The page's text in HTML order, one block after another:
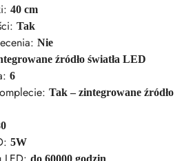
40 cm
Tak
Nie
źródło światła LED
6
Tak – zintegrowane źródło
5W
do 60000 godzin